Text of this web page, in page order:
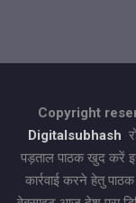
Copyright
Digitalsubhash
पड़ताल पाठक खुद करें
कार्रवाई करने हेतु